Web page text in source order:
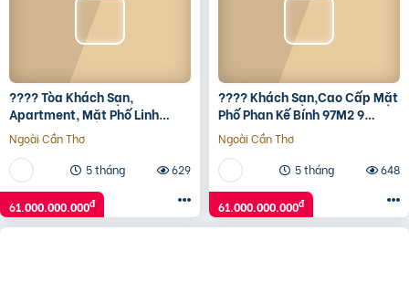
???? Tòa Khách Sạn,
Apartment, Mặt Phố Linh
Lang, 97M2 9T Mt 4.5M, 17P,
Chỉ 61 Tỷ ????
Ngoài Cần Thơ
5 tháng
629
61.000.000.000đ
???? Khách Sạn,Cao Cấp Mặt
Phố Phan Kế Bính 97M2 9
Tầng, Mt 4.5M, 17 Phòng, Chỉ
61 Tỷ ????
Ngoài Cần Thơ
5 tháng
648
61.000.000.000đ